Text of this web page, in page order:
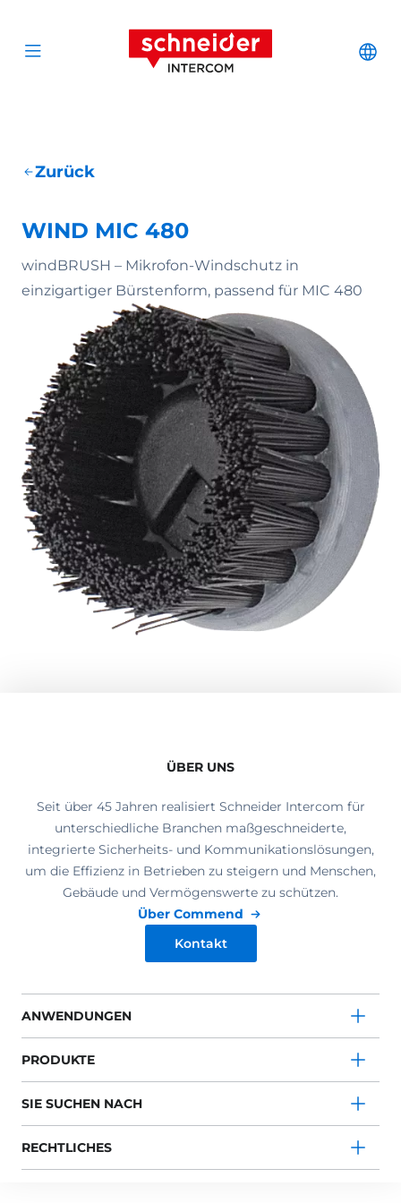
Open menu
Schneider
Zurück
WIND MIC 480
windBRUSH – Mikrofon-Windschutz in
einzigartiger Bürstenform, passend für MIC 480
ÜBER UNS
Seit über 45 Jahren realisiert Schneider Intercom für
unterschiedliche Branchen maßgeschneiderte,
integrierte Sicherheits- und Kommunikationslösungen,
um die Effizienz in Betrieben zu steigern und Menschen,
Gebäude und Vermögenswerte zu schützen.
Über Commend
Kontakt
ANWENDUNGEN
PRODUKTE
SIE SUCHEN NACH
RECHTLICHES